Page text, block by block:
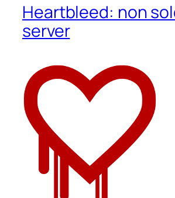
Heartbleed: non
server